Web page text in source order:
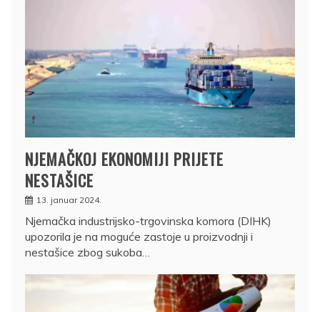
NJEMAČKOJ EKONOMIJI PRIJETE
NESTAŠICE
13. januar 2024.
Njemačka industrijsko-trgovinska komora (DIHK)
upozorila je na moguće zastoje u proizvodnji i
nestašice zbog sukoba…